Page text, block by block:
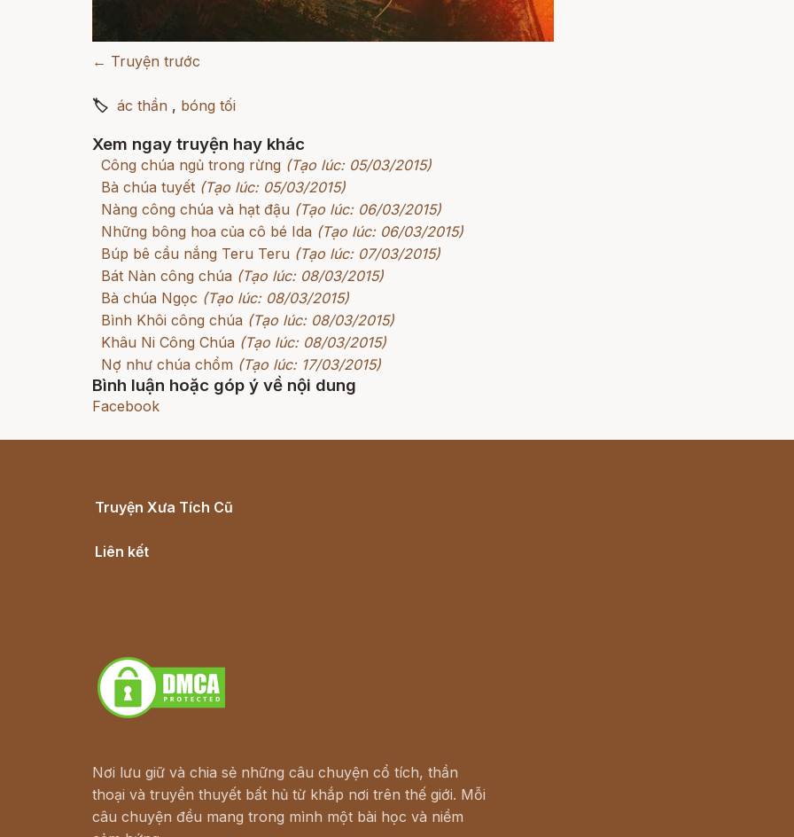
← Truyện trước
🏷 ác thần , bóng tối
Xem ngay truyện hay khác
Công chúa ngủ trong rừng (Tạo lúc: 05/03/2015)
Bà chúa tuyết (Tạo lúc: 05/03/2015)
Nàng công chúa và hạt đậu (Tạo lúc: 06/03/2015)
Những bông hoa của cô bé Ida (Tạo lúc: 06/03/2015)
Búp bê cầu nắng Teru Teru (Tạo lúc: 07/03/2015)
Bát Nàn công chúa (Tạo lúc: 08/03/2015)
Bà chúa Ngọc (Tạo lúc: 08/03/2015)
Bình Khôi công chúa (Tạo lúc: 08/03/2015)
Khâu Ni Công Chúa (Tạo lúc: 08/03/2015)
Nợ như chúa chổm (Tạo lúc: 17/03/2015)
Bình luận hoặc góp ý về nội dung
Facebook
Truyện Xưa Tích Cũ
Liên kết
Nơi lưu giữ và chia sẻ những câu chuyện cổ tích, thần
thoại và truyền thuyết bất hủ từ khắp nơi trên thế giới. Mỗi
câu chuyện đều mang trong mình một bài học và niềm